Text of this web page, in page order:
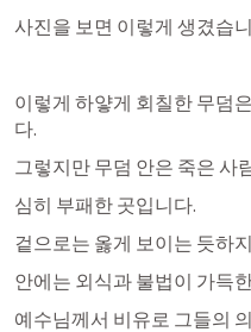
사진을 보면 이렇게 생겼습
이렇게 하얗게 회칠한 무덤
다.
그렇지만 무덤 안은 죽은 사
심히 부패한 곳입니다.
겉으로는 옳게 보이는 듯하
안에는 외식과 불법이 가득
예수님께서 비유로 그들의